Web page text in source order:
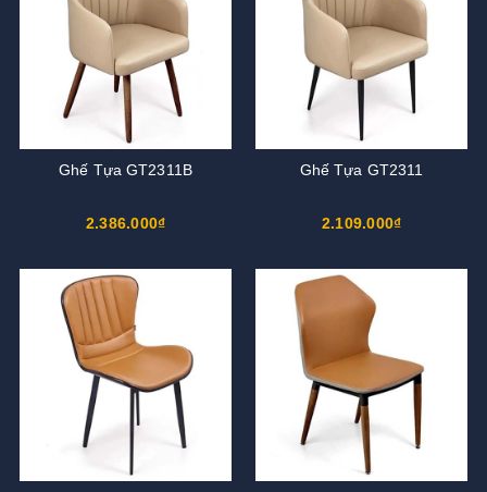
Ghế Tựa GT2311B
2.386.000₫
Ghế Tựa GT2311
2.109.000₫